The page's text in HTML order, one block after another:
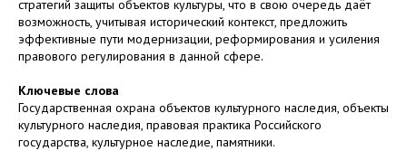
стратегий защиты объектов культуры, что в свою очередь даёт
возможность, учитывая исторический контекст, предложить
эффективные пути модернизации, реформирования и усиления
правового регулирования в данной сфере.
Ключевые слова
Государственная охрана объектов культурного наследия, объекты
культурного наследия, правовая практика Российского
государства, культурное наследие, памятники.